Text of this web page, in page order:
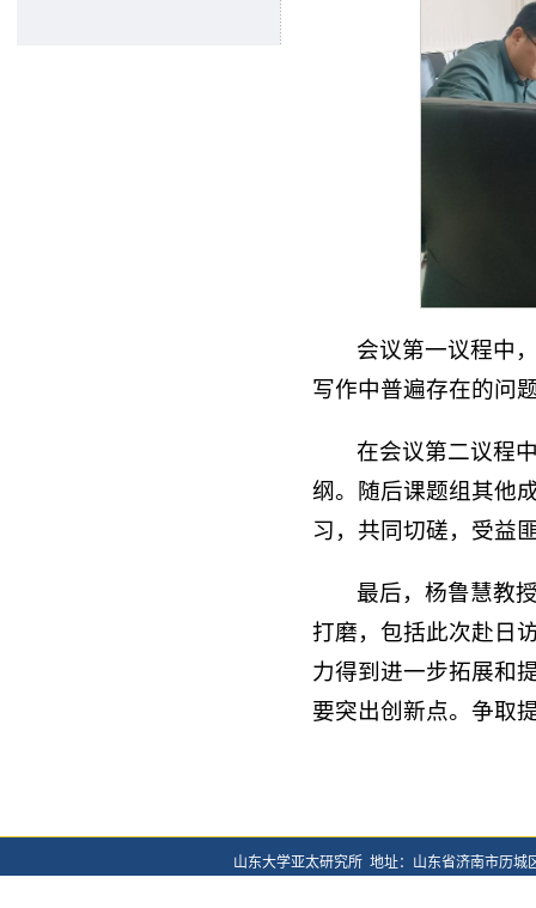
会议第一议程中
写作中普遍存在的问
在会议第二议程
纲。随后课题组其他
习，共同切磋，受益
最后，杨鲁慧教
打磨，包括此次赴日
力得到进一步拓展和
要突出创新点。争取
山东大学亚太研究所 地址：山东省济南市历城